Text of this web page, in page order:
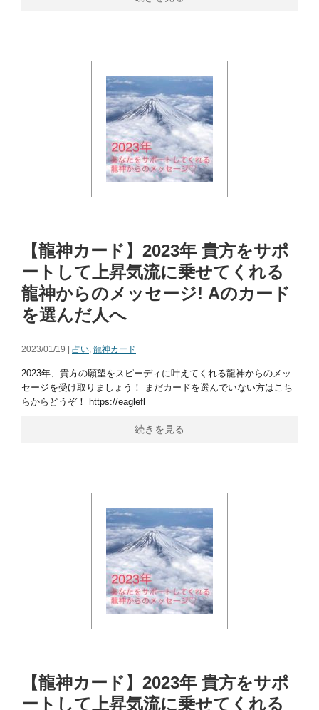
【龍神カード】2023年 貴方をサポ
ートして上昇気流に乗せてくれる
龍神からのメッセージ! Aのカード
を選んだ人へ
2023/01/19 | 占い, 龍神カード
2023年、貴方の願望をスピーディに叶えてくれる龍神からのメッ
セージを受け取りましょう！ まだカードを選んでいない方はこち
らからどうぞ！ https://eaglefl
続きを見る
【龍神カード】2023年 貴方をサポ
ートして上昇気流に乗せてくれる